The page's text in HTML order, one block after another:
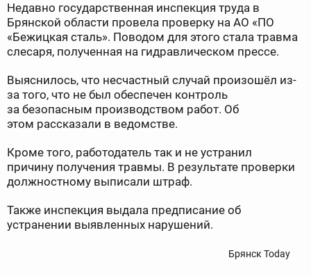
Недавно государственная инспекция труда в
Брянской области провела проверку на АО «ПО
«Бежицкая сталь». Поводом для этого стала травма
слесаря, полученная на гидравлическом прессе.
Выяснилось, что несчастный случай произошёл из-
за того, что не был обеспечен контроль
за безопасным производством работ. Об
этом рассказали в ведомстве.
Кроме того, работодатель так и не устранил
причину получения травмы. В результате проверки
должностному выписали штраф.
Также инспекция выдала предписание об
устранении выявленных нарушений.
Брянск Today